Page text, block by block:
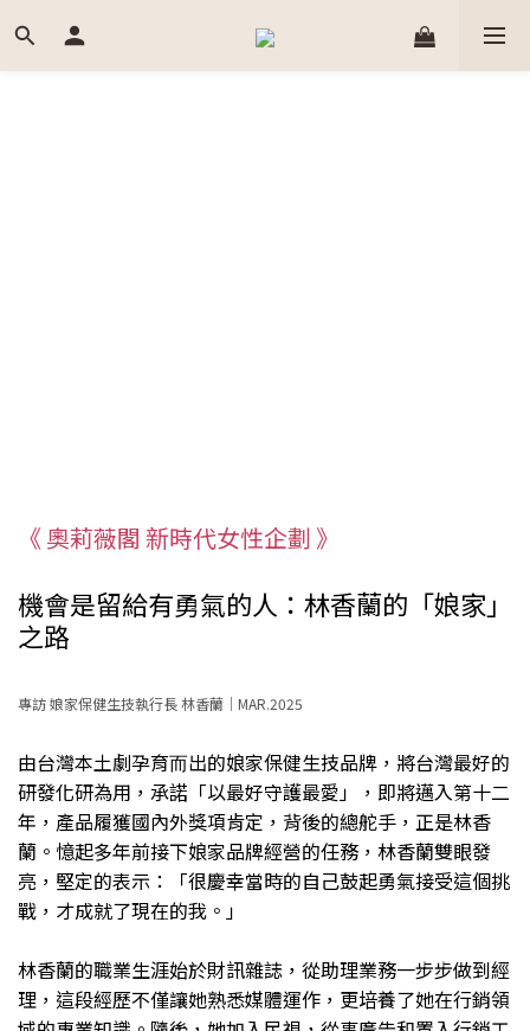
《 奧莉薇閣 新時代女性企劃 》
機會是留給有勇氣的人：林香蘭的「娘家」
之路
專訪 娘家保健生技執行長 林香蘭｜MAR.2025
由台灣本土劇孕育⽽出的娘家保健⽣技品牌，將台灣最好的
研發化研為用，𠄘諾「以最好守護最愛」，即將邁入第十二
年，產品履獲國內外獎項肯定，背後的總舵手，正是林香
蘭。憶起多年前接下娘家品牌經營的任務，林香蘭雙眼發
亮，堅定的表示：「很慶幸當時的自己鼓起勇氣接受這個挑
戰，才成就了現在的我。」
林香蘭的職業生涯始於財訊雜誌，從助理業務一步步做到經
理，這段經歷不僅讓她熟悉媒體運作，更培養了她在行銷領